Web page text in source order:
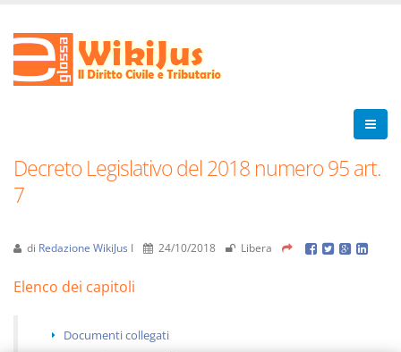
Decreto Legislativo del 2018 numero 95 art.
7
di Redazione WikiJus I 24/10/2018 Libera
Elenco dei capitoli
Documenti collegati